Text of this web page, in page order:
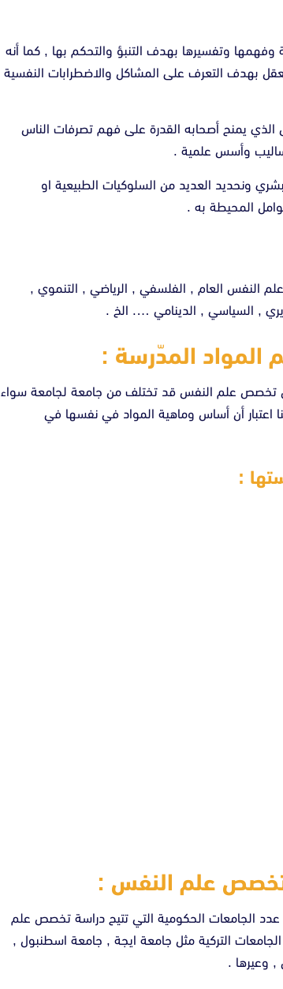
وتفسيرها بهدف التنبؤ والتحكم بها , كما أنه
بهدف التعرف على المشاكل والاضطرابات النفسية
يمنح أصحابه القدرة على فهم تصرفات الناس
وأسس علمية .
ونحديد العديد من السلوكيات الطبيعية او
المحيطة به .
النفس العام , الفلسفي , الرياضي , التنموي ,
, السياسي , الدينامي …. الخ .
المواد المدّرسة :
تخصص علم النفس قد تختلف من جامعة لجامعة سواء
اعتبار أن أساس وماهية المواد في نفسها في
:
تخصص علم النفس :
الجامعات الحكومية التي تتيح دراسة تخصص علم
أفضل الجامعات التركية مثل جامعة ايجة , جامعة اسطنبول ,
, وعيرها .